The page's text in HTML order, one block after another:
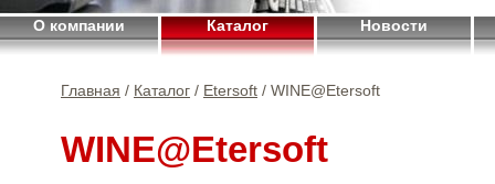
О компании Каталог Новости
Главная / Каталог / Etersoft / WINE@Etersoft
WINE@Etersoft